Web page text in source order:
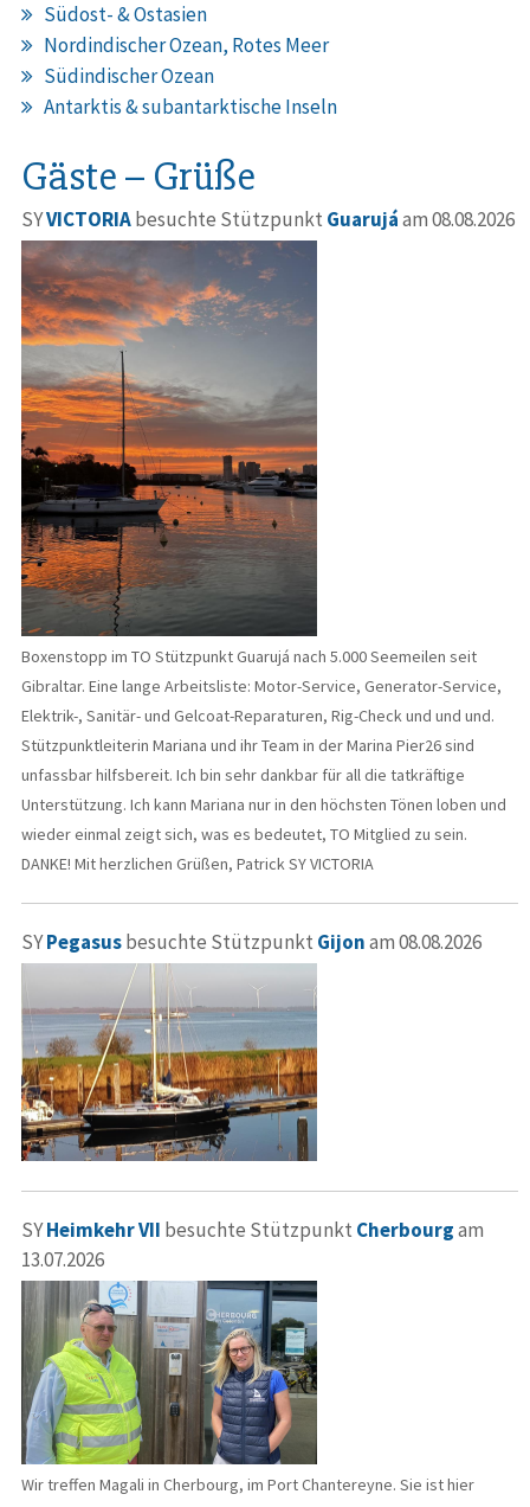
Südost- & Ostasien
Nordindischer Ozean, Rotes Meer
Südindischer Ozean
Antarktis & subantarktische Inseln
Gäste – Grüße
SYVICTORIAbesuchte Stützpunkt Guarujáam 08.08.2026
Boxenstopp im TO Stützpunkt Guarujá nach 5.000 Seemeilen seit
Gibraltar. Eine lange Arbeitsliste: Motor-Service, Generator-Service,
Elektrik-, Sanitär- und Gelcoat-Reparaturen, Rig-Check und und und.
Stützpunktleiterin Mariana und ihr Team in der Marina Pier26 sind
unfassbar hilfsbereit. Ich bin sehr dankbar für all die tatkräftige
Unterstützung. Ich kann Mariana nur in den höchsten Tönen loben und
wieder einmal zeigt sich, was es bedeutet, TO Mitglied zu sein.
DANKE! Mit herzlichen Grüßen, Patrick SY VICTORIA
SYPegasusbesuchte Stützpunkt Gijonam 08.08.2026
SYHeimkehr VII besuchte Stützpunkt Cherbourgam
13.07.2026
Wir treffen Magali in Cherbourg, im Port Chantereyne. Sie ist hier